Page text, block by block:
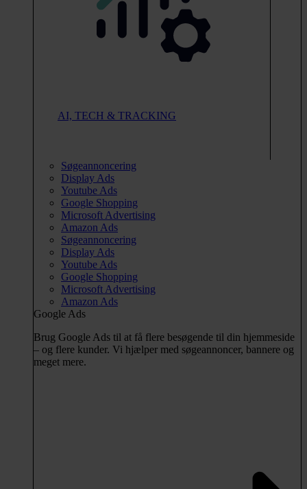
AI, TECH & TRACKING
Søgeannoncering
Display Ads
Youtube Ads
Google Shopping
Microsoft Advertising
Amazon Ads
Søgeannoncering
Display Ads
Youtube Ads
Google Shopping
Microsoft Advertising
Amazon Ads
Google Ads
Brug Google Ads til at få flere besøgende til din hjemmeside
– og flere kunder. Vi hjælper med søgeannoncer, bannere og
meget mere.